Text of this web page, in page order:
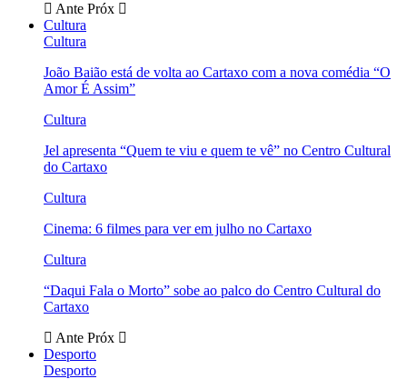
Ante Próx
Cultura
Cultura
João Baião está de volta ao Cartaxo com a nova comédia “O
Amor É Assim”
Cultura
Jel apresenta “Quem te viu e quem te vê” no Centro Cultural
do Cartaxo
Cultura
Cinema: 6 filmes para ver em julho no Cartaxo
Cultura
“Daqui Fala o Morto” sobe ao palco do Centro Cultural do
Cartaxo
Ante Próx
Desporto
Desporto